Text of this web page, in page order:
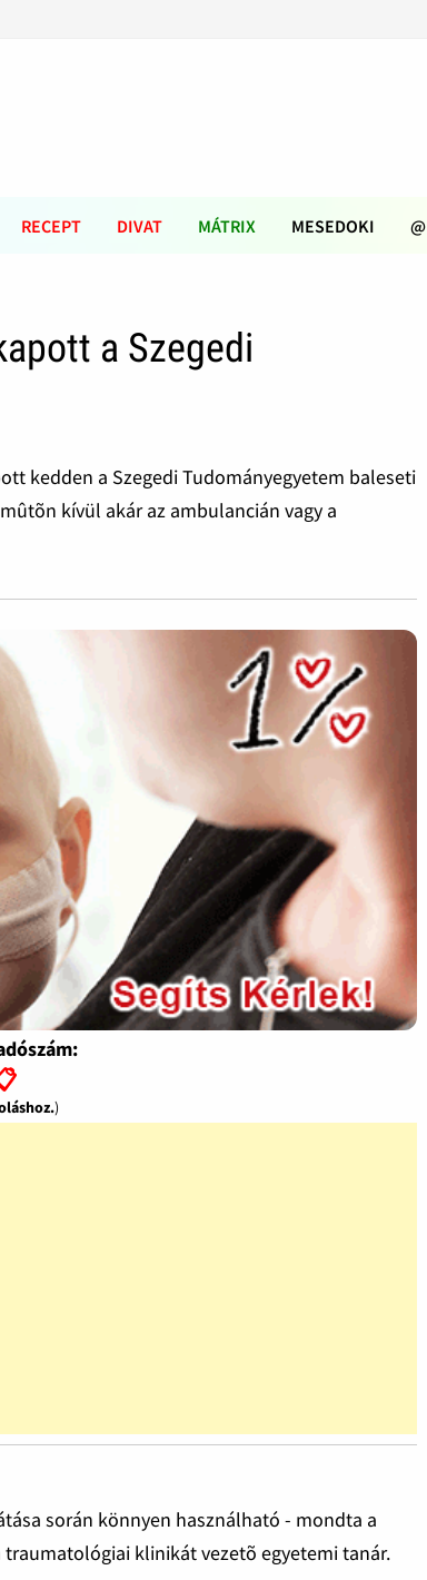
RECEPT DIVAT MÁTRIX MESEDOKI @
a Szegedi
kedden a Szegedi Tudományegyetem baleseti
kívül akár az ambulancián vagy a
)
során könnyen használható - mondta a
klinikát vezetõ egyetemi tanár.